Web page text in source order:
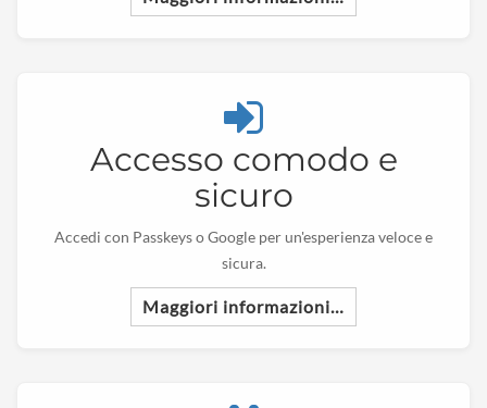
Accesso comodo e
sicuro
Accedi con Passkeys o Google per un'esperienza veloce e
sicura.
Maggiori informazioni…